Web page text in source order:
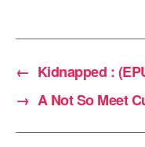
← Kidnapped :
→ A Not So Meet